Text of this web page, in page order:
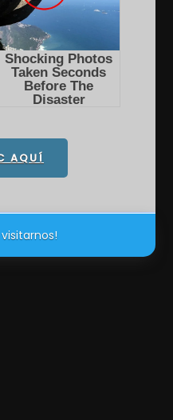
AQUÍ